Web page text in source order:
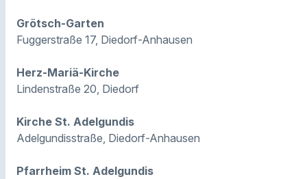
Grötsch-Garten
Fuggerstraße 17, Diedorf-Anhausen
Herz-Mariä-Kirche
Lindenstraße 20, Diedorf
Kirche St. Adelgundis
Adelgundisstraße, Diedorf-Anhausen
Pfarrheim St. Adelgundis